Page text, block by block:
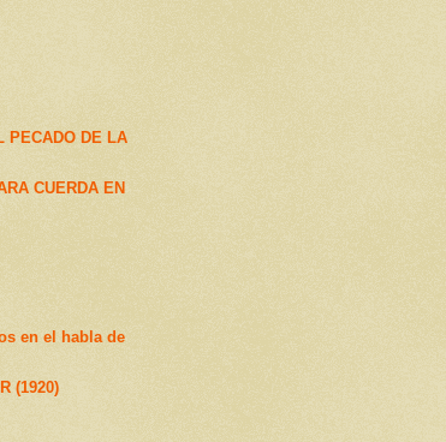
PECADO DE LA
CUERDA EN
en el habla de
(1920)